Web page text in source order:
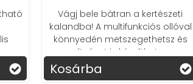
Vágj bele bátran a kertészeti
kalandba! A multifunkciós ollóval
könnyedén metszegethetsz és
oltványt is készíthetsz.
Biztonságosan!
Kosárba